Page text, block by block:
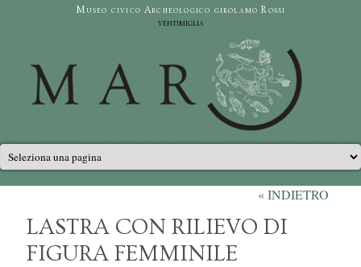
Salta al contenuto principaleMuseo civico Archeologico girolamo Rossi
ventimiglia
Menu principale « INDIETRO
LASTRA CON RILIEVO DI
FIGURA FEMMINILE